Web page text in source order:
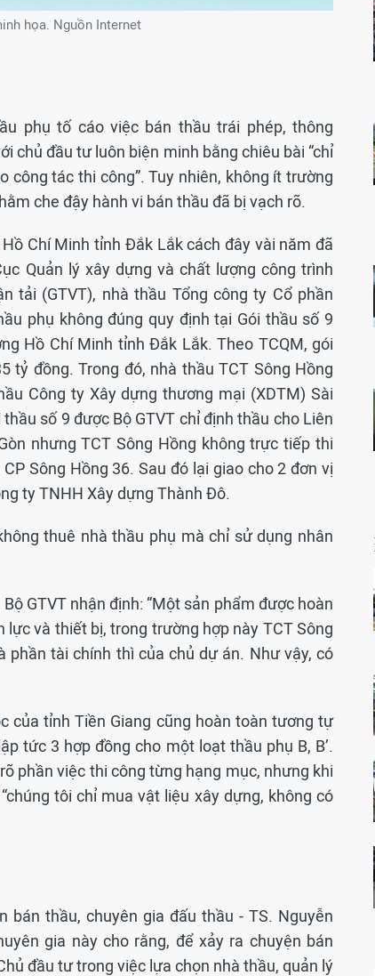
họa. Nguồn Internet
phụ tố cáo việc bán thầu trái phép, thông
chủ đầu tư luôn biện minh bằng chiêu bài “chỉ
tác thi công”. Tuy nhiên, không ít trường
che đậy hành vi bán thầu đã bị vạch rõ.
Chí Minh tỉnh Đắk Lắk cách đây vài năm đã
Quản lý xây dựng và chất lượng công trình
tải (GTVT), nhà thầu Tổng công ty Cổ phần
phụ không đúng quy định tại Gói thầu số 9
Hồ Chí Minh tỉnh Đắk Lắk. Theo TCQM, gói
tỷ đồng. Trong đó, nhà thầu TCT Sông Hồng
Công ty Xây dựng thương mại (XDTM) Sài
số 9 được Bộ GTVT chỉ định thầu cho Liên
nhưng TCT Sông Hồng không trực tiếp thi
Sông Hồng 36. Sau đó lại giao cho 2 đơn vị
ty TNHH Xây dựng Thành Đô.
thuê nhà thầu phụ mà chỉ sử dụng nhân
GTVT nhận định: “Một sản phẩm được hoàn
và thiết bị, trong trường hợp này TCT Sông
phần tài chính thì của chủ dự án. Như vậy, có
của tỉnh Tiền Giang cũng hoàn toàn tương tự
tức 3 hợp đồng cho một loạt thầu phụ B, B’.
phần việc thi công từng hạng mục, nhưng khi
tôi chỉ mua vật liệu xây dựng, không có
thầu, chuyên gia đấu thầu - TS. Nguyễn
gia này cho rằng, để xảy ra chuyện bán
đầu tư trong việc lựa chọn nhà thầu, quản lý